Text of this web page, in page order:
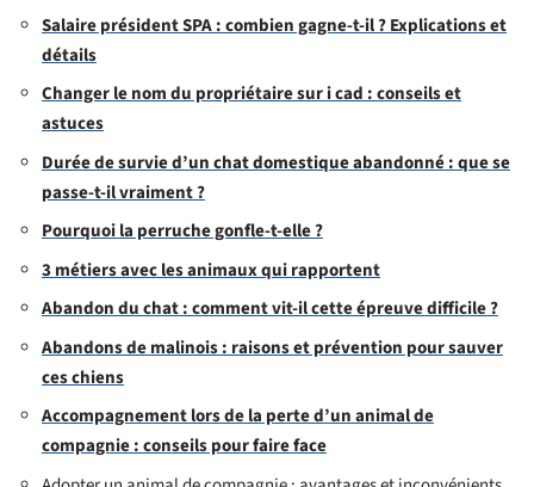
Salaire président SPA : combien gagne-t-il ? Explications et
détails
Changer le nom du propriétaire sur i cad : conseils et
astuces
Durée de survie d’un chat domestique abandonné : que se
passe-t-il vraiment ?
Pourquoi la perruche gonfle-t-elle ?
3 métiers avec les animaux qui rapportent
Abandon du chat : comment vit-il cette épreuve difficile ?
Abandons de malinois : raisons et prévention pour sauver
ces chiens
Accompagnement lors de la perte d’un animal de
compagnie : conseils pour faire face